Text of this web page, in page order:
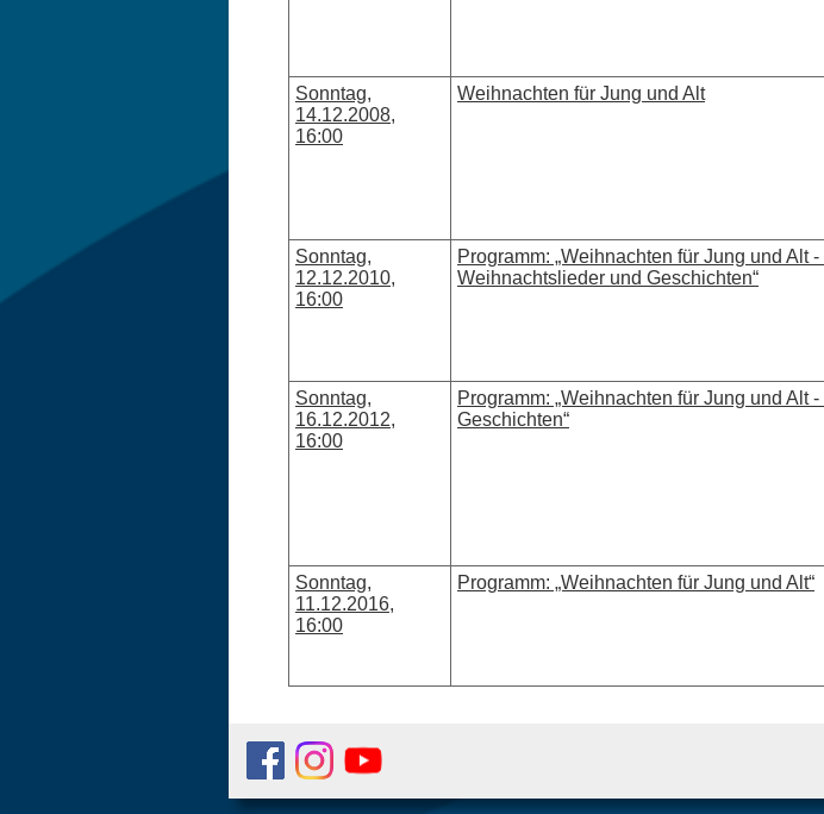
Sonntag,
14.12.2008,
16:00
Weihnachten für Jung und Alt
Sonntag,
12.12.2010,
16:00
Programm: „Weihnachten für Jung und Alt
Weihnachtslieder und Geschichten“
Sonntag,
16.12.2012,
16:00
Programm: „Weihnachten für Jung und Alt
Geschichten“
Sonntag,
11.12.2016,
16:00
Programm: „Weihnachten für Jung und Alt“